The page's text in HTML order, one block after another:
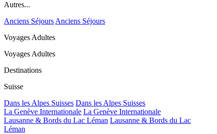
Autres...
Anciens SéjoursAnciens Séjours
Voyages Adultes
Voyages Adultes
Destinations
Suisse
Dans les Alpes Suisses Dans les Alpes Suisses
La Genève Internationale La Genève Internationale
Lausanne & Bords du Lac Léman Lausanne & Bords du Lac
Léman